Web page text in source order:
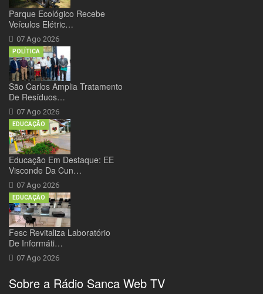
Parque Ecológico Recebe
Veículos Elétric…
07 Ago 2026
São Carlos Amplia Tratamento
De Resíduos…
07 Ago 2026
POLÍTICA
Educação Em Destaque: EE
Visconde Da Cun…
07 Ago 2026
EDUCAÇÃO
Fesc Revitaliza Laboratório
De Informáti…
07 Ago 2026
EDUCAÇÃO
Sobre a Rádio Sanca Web TV